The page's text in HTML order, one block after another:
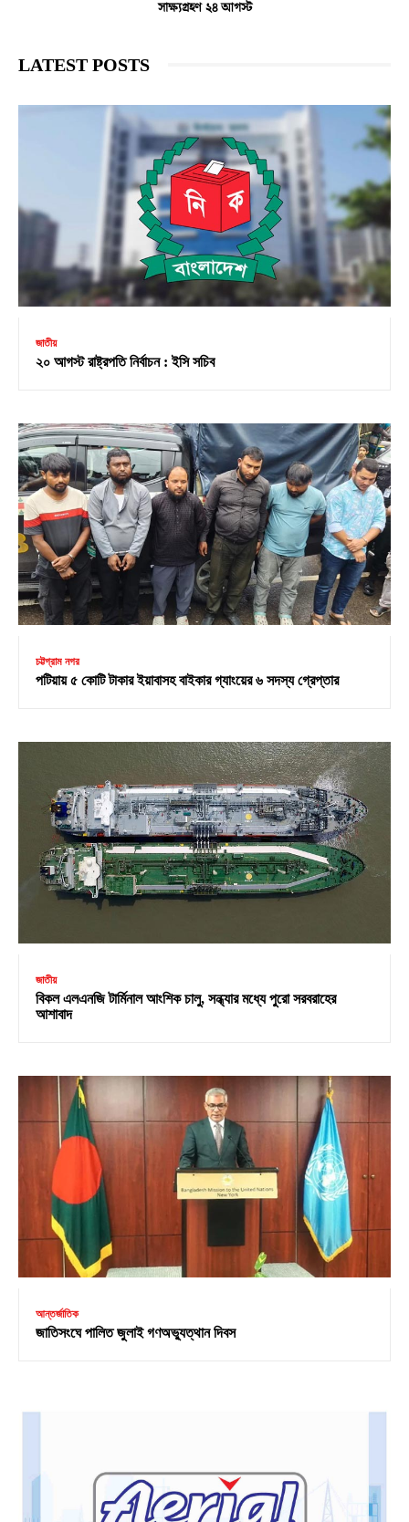
সাক্ষ্যগ্রহণ ২৪ আগস্ট
LATEST POSTS
জাতীয়
২০ আগস্ট রাষ্ট্রপতি নির্বাচন : ইসি সচিব
চট্টগ্রাম নগর
পটিয়ায় ৫ কোটি টাকার ইয়াবাসহ বাইকার গ্যাংয়ের ৬ সদস্য গ্রেপ্তার
জাতীয়
বিকল এলএনজি টার্মিনাল আংশিক চালু, সন্ধ্যার মধ্যে পুরো সরবরাহের
আশাবাদ
আন্তর্জাতিক
জাতিসংঘে পালিত জুলাই গণঅভ্যুত্থান দিবস